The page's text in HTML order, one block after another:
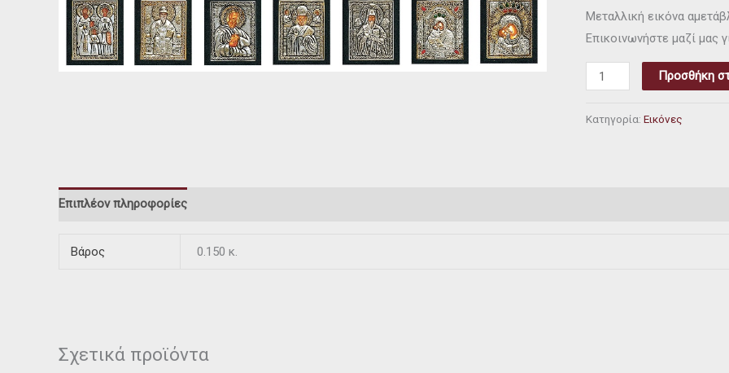
Μεταλλική εικόνα
Επικοινωνήστε μαζί μας
Προσθήκη
Κατηγορία: Εικόνες
Επιπλέον πληροφορίες
Βάρος 0.150 κ.
Σχετικά προϊόντα